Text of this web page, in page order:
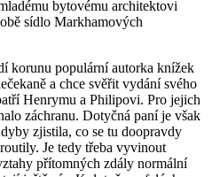
bytovému architektovi
sídlo Markhamových
korunu populární autorka knížek
a chce svěřit vydání svého
Henrymu a Philipovi. Pro jejich
záchranu. Dotyčná paní je však
zjistila, co se tu doopravdy
Je tedy třeba vyvinout
přítomných zdály normální